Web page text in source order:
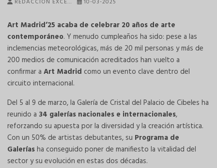
REDACCIÓN EXCE… 10-03-2025
Art Madrid’25 acaba de celebrar 20 años de arte
contemporáneo. Y menudo cumpleaños ha sido: pese a las
inclemencias meteorológicas, más de 20 mil personas y más de
200 medios de comunicación acreditados han vuelto a
confirmar a Art Madrid como un evento clave dentro del
circuito internacional.
Del 5 al 9 de marzo, la Galería de Cristal del Palacio de Cibeles ha
reunido a 34 galerías nacionales e internacionales,
reforzando su apuesta por la diversidad y la creación artística.
Con un 50% de artistas debutantes, su Programa de
Galeríasha conseguido poner de manifiesto la vitalidad del
sector y su evolución en estas dos décadas.